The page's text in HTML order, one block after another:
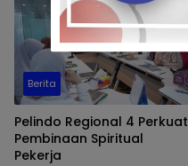
Emas
Berita
Pelindo Regional 4 Perkuat
Pembinaan Spiritual
Pekerja